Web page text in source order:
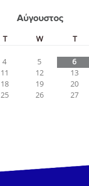
Αύγουστος
T W T
4 5 6
11 12 13
18 19 20
25 26 27